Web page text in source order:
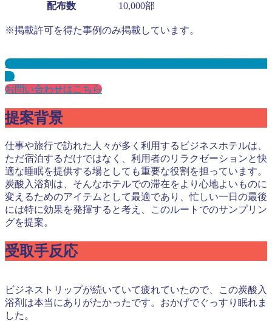
配布数
10,000部
※掲載許可を得た事例のみ掲載しています。
ビジネスホテルサンプリングとは？メリット３選と事例を紹
介
お問い合わせはこちら
提案背景
仕事や旅行で訪れた人々が多く利用するビジネスホテルは、
ただ宿泊するだけではなく、利用者のリラクゼーションと快
適な睡眠を提供する場としても重要な役割を担っています。
炭酸入浴剤は、そんなホテルでの滞在をより心地よいものに
変えるためのアイテムとして最適であり、忙しい一日の最後
には特に効果を発揮すると考え、このルートでのサンプリン
グを提案。
受取手反応
ビジネストリップが続いていて疲れていたので、この炭酸入
浴剤は本当にありがたかったです。おかげでぐっすり眠れま
した。